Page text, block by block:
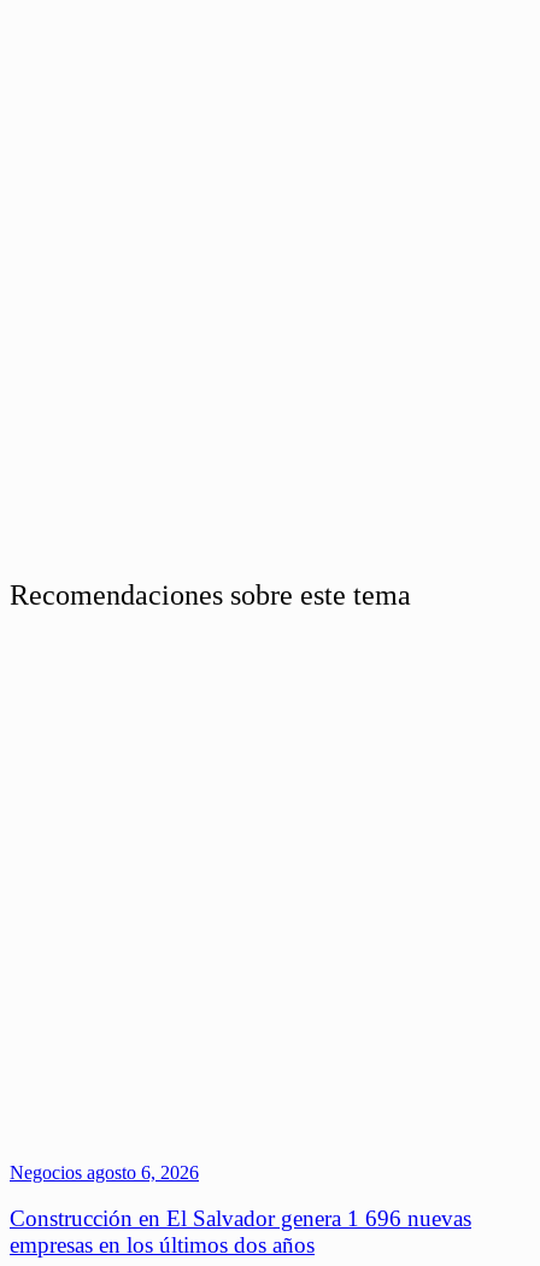
Recomendaciones sobre este tema
Negocios agosto 6, 2026
Construcción en El Salvador genera 1 696 nuevas
empresas en los últimos dos años